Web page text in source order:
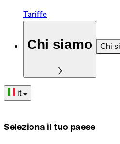
Tariffe
Chi siamo Chi
it
Seleziona il tuo paese